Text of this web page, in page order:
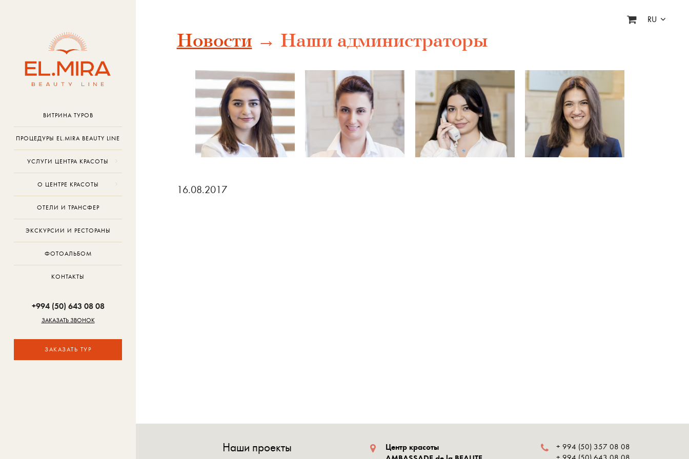
RU
ВИТРИНА ТУРОВ
ПРОЦЕДУРЫ EL.MIRA BEAUTY LINE
УСЛУГИ ЦЕНТРА КРАСОТЫ
О ЦЕНТРЕ КРАСОТЫ
ОТЕЛИ И ТРАНСФЕР
ЭКСКУРСИИ И РЕСТОРАНЫ
ФОТОАЛЬБОМ
КОНТАКТЫ
+994 (50) 643 08 08
ЗАКАЗАТЬ ЗВОНОК
ЗАКАЗАТЬ ТУР
Новости→ Наши администраторы
16.08.2017
Наши проекты
Центр красоты
+ 994 (50) 357 08 08